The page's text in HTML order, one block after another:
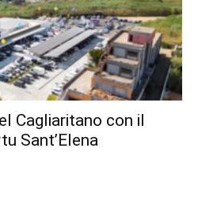
Cagliaritano con il
Sant’Elena